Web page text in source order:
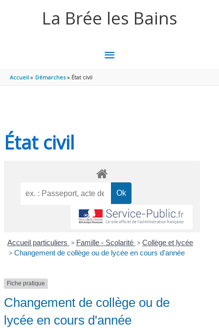
La Brée les Bains
MENU
Accueil Démarches État civil
État civil
Accueil particuliers > Famille - Scolarité > Collège et lycée
> Changement de collège ou de lycée en cours d'année
Fiche pratique
Changement de collège ou de
lycée en cours d'année